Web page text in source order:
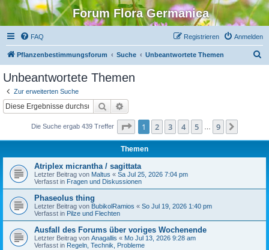
Forum Flora Germanica
FAQ Anmelden
Registrieren
Pflanzenbestimmungsforum Suche Unbeantwortete Themen
Unbeantwortete Themen
Zur erweiterten Suche
Suche
Die Suche ergab 439 Treffer Seite 1von
1 2 3 4 5 9
Themen
Atriplex micrantha / sagittata
Letzter Beitrag von Maltus « Sa Jul 25, 2026 7:04 pm
Verfasst in Fragen und Diskussionen
Phaseolus thing
Letzter Beitrag von BubikolRamios « So Jul 19, 2026 1:40 pm
Verfasst in Pilze und Flechten
Ausfall des Forums über voriges Wochenende
Letzter Beitrag von Anagallis « Mo Jul 13, 2026 9:28 am
Verfasst in Regeln, Technik, Probleme